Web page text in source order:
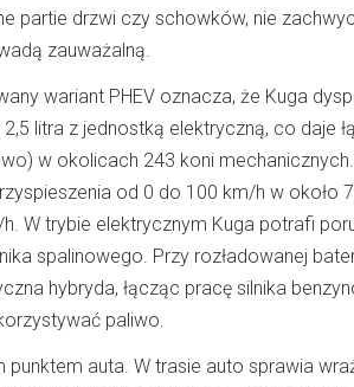
partie drzwi czy schowków, nie
zauważalną.
wariant PHEV oznacza, że Kuga
litra z jednostką elektryczną, co daje
w okolicach 243 koni
od 0 do 100 km/h w około
W trybie elektrycznym Kuga potrafi
spalinowego. Przy rozładowanej
hybryda, łącząc pracę silnika
paliwo.
auta. W trasie auto sprawia